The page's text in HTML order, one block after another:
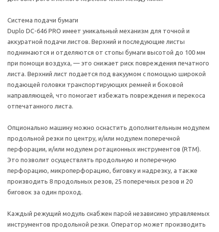
Система подачи бумаги
Duplo DC-646 PRO имеет уникальный механизм для точной и
аккуратной подачи листов. Верхний и последующие листы
поднимаются и отделяются от стопы бумаги высотой до 100 мм
при помощи воздуха, — это снижает риск повреждения печатного
листа. Верхний лист подается под вакуумом с помощью широкой
подающей головки транспортирующих ремней и боковой
направляющей, что помогает избежать повреждения и перекоса
отпечатанного листа.
Опционально машину можно оснастить дополнительным модулем
продольной резки по центру, и/или модулем поперечной
перфорации, и/или модулем ротационных инструментов (RTM).
Это позволит осуществлять продольную и поперечную
перфорацию, микроперфорацию, биговку и надрезку, а также
производить 8 продольных резов, 25 поперечных резов и 20
биговок за один проход.
Каждый режущий модуль снабжен парой независимо управляемых
инструментов продольной резки. Оператор может производить